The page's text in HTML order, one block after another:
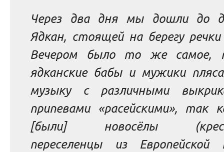
Через два дня мы дошли до
Ядкан, стоящей на берегу
Вечером было то же самое,
ядканские бабы и мужики
музыку с различными
припевами «расейскими», так
[были] новосёлы
переселенцы из Европейской